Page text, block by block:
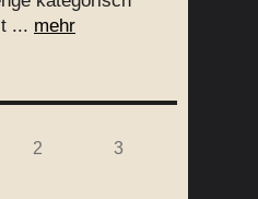
... mehr
2 3